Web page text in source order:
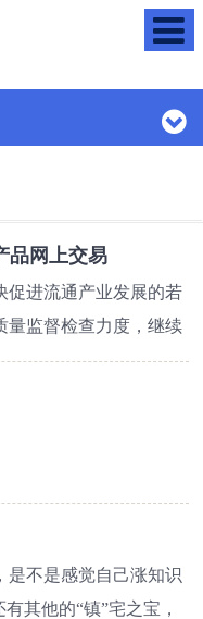
品网上交易
促进流通产业发展的若
量监督检查力度，继续
网络商品交易平台向农
商系统将支持鼓励中
品网上集中交易活动，
品交易平台向农村延
方便农民群众生活。
是不是感觉自己涨知识
其他的“镇”宅之宝，